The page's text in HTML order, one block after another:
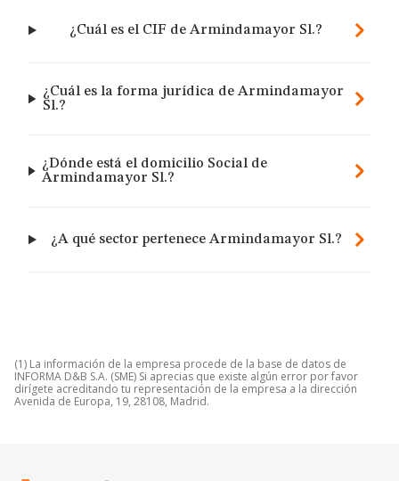
¿Cuál es el CIF de Armindamayor Sl.?
¿Cuál es la forma jurídica de Armindamayor
Sl.?
¿Dónde está el domicilio Social de
Armindamayor Sl.?
¿A qué sector pertenece Armindamayor Sl.?
(1) La información de la empresa procede de la base de datos de
INFORMA D&B S.A. (SME) Si aprecias que existe algún error por favor
dirígete acreditando tu representación de la empresa a la dirección
Avenida de Europa, 19, 28108, Madrid.